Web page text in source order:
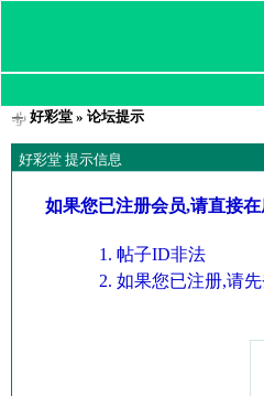
好彩堂» 论坛提示
好彩堂 提示信息
如果您已注册会员,请直接
帖子ID非法
如果您已注册,请